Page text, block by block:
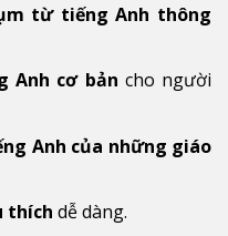
từ tiếng Anh thông
Anh cơ bản cho người
Anh của những giáo
thích dễ dàng.